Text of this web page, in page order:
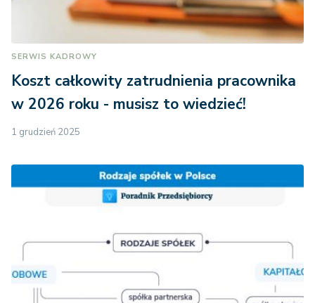
SERWIS KADROWY
Koszt całkowity zatrudnienia pracownika
w 2026 roku - musisz to wiedzieć!
1 grudzień 2025